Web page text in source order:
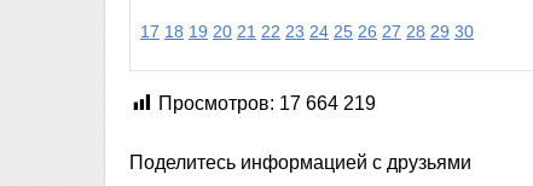
17 18 19 20 21 22 23 24 25 26 27 28 29 30
Просмотров: 17 664 219
Поделитесь информацией с друзьями